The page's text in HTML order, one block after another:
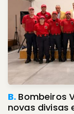
B. Bombeiros
novas divisas